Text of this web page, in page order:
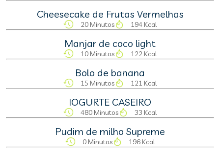
Cheesecake de Frutas Vermelhas
20 Minutos 194 Kcal
Manjar de coco light
10 Minutos 122 Kcal
Bolo de banana
15 Minutos 121 Kcal
IOGURTE CASEIRO
480 Minutos 33 Kcal
Pudim de milho Supreme
0 Minutos 196 Kcal